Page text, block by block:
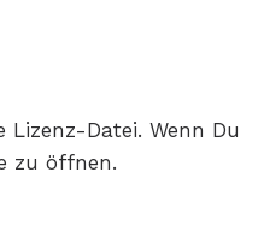
Datei. Wenn Du
zu öffnen.